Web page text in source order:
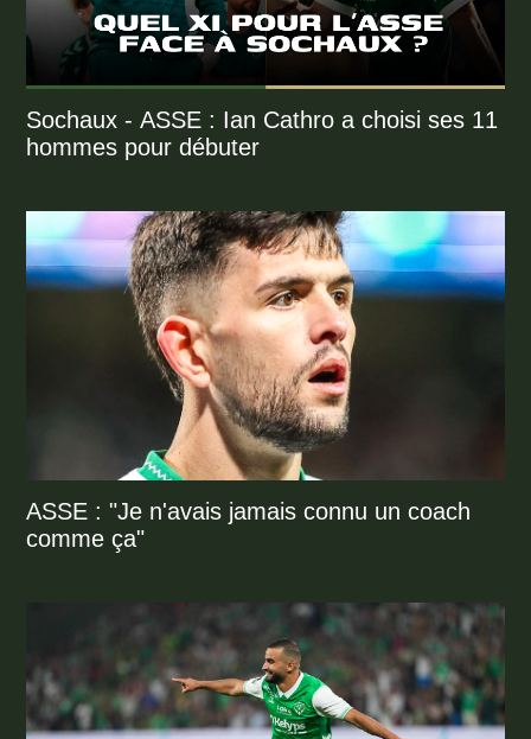
Sochaux - ASSE : Ian Cathro a choisi ses 11
hommes pour débuter
ASSE : "Je n'avais jamais connu un coach
comme ça"